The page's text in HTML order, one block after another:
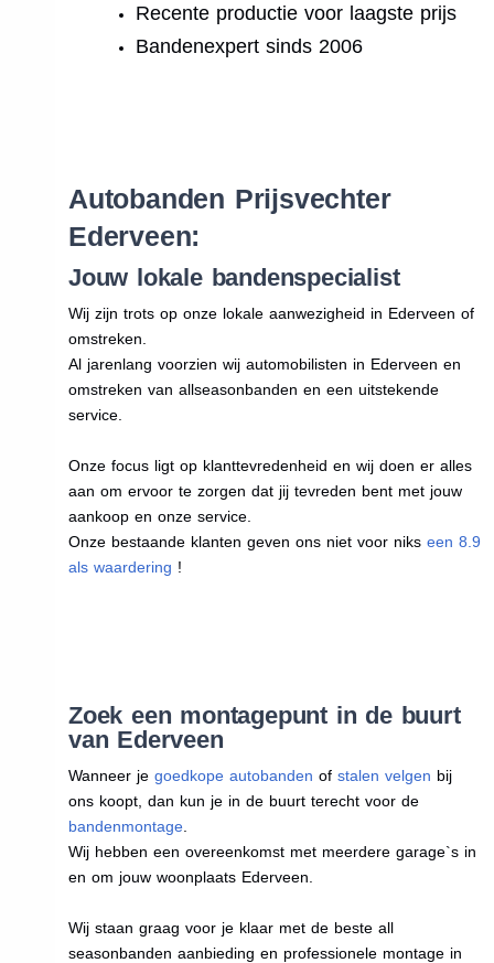
Recente productie voor laagste prijs
Bandenexpert sinds 2006
Autobanden Prijsvechter
Ederveen:
Jouw lokale bandenspecialist
Wij zijn trots op onze lokale aanwezigheid in Ederveen of
omstreken.
Al jarenlang voorzien wij automobilisten in Ederveen en
omstreken van allseasonbanden en een uitstekende
service.
Onze focus ligt op klanttevredenheid en wij doen er alles
aan om ervoor te zorgen dat jij tevreden bent met jouw
aankoop en onze service.
Onze bestaande klanten geven ons niet voor niks een 8.9
als waardering !
Zoek een montagepunt in de buurt
van Ederveen
Wanneer je goedkope autobanden of stalen velgen bij
ons koopt, dan kun je in de buurt terecht voor de
bandenmontage.
Wij hebben een overeenkomst met meerdere garage`s in
en om jouw woonplaats Ederveen.
Wij staan graag voor je klaar met de beste all
seasonbanden aanbieding en professionele montage in